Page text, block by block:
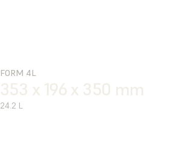
FORM 4L
353 x 196 x 350 mm
24.2 L